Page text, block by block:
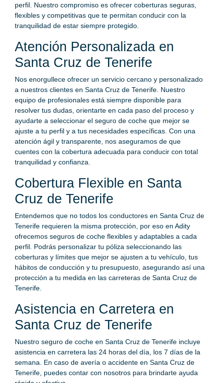
perfil. Nuestro compromiso es ofrecer coberturas seguras,
flexibles y competitivas que te permitan conducir con la
tranquilidad de estar siempre protegido.
Atención Personalizada en
Santa Cruz de Tenerife
Nos enorgullece ofrecer un servicio cercano y personalizado
a nuestros clientes en Santa Cruz de Tenerife. Nuestro
equipo de profesionales está siempre disponible para
resolver tus dudas, orientarte en cada paso del proceso y
ayudarte a seleccionar el seguro de coche que mejor se
ajuste a tu perfil y a tus necesidades específicas. Con una
atención ágil y transparente, nos aseguramos de que
cuentes con la cobertura adecuada para conducir con total
tranquilidad y confianza.
Cobertura Flexible en Santa
Cruz de Tenerife
Entendemos que no todos los conductores en Santa Cruz de
Tenerife requieren la misma protección, por eso en Adity
ofrecemos seguros de coche flexibles y adaptables a cada
perfil. Podrás personalizar tu póliza seleccionando las
coberturas y límites que mejor se ajusten a tu vehículo, tus
hábitos de conducción y tu presupuesto, asegurando así una
protección a tu medida en las carreteras de Santa Cruz de
Tenerife.
Asistencia en Carretera en
Santa Cruz de Tenerife
Nuestro seguro de coche en Santa Cruz de Tenerife incluye
asistencia en carretera las 24 horas del día, los 7 días de la
semana. En caso de avería o accidente en Santa Cruz de
Tenerife, puedes contar con nosotros para brindarte ayuda